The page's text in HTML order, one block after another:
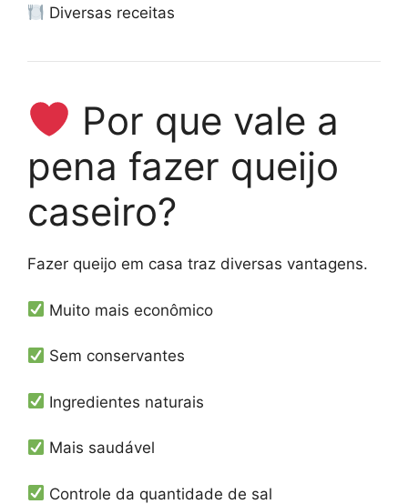
Diversas receitas
Por que vale a
pena fazer queijo
caseiro?
Fazer queijo em casa traz diversas vantagens.
Muito mais econômico
Sem conservantes
Ingredientes naturais
Mais saudável
Controle da quantidade de sal